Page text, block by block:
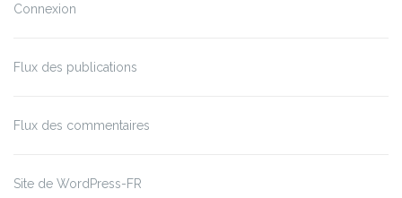
Connexion
Flux des publications
Flux des commentaires
Site de WordPress-FR